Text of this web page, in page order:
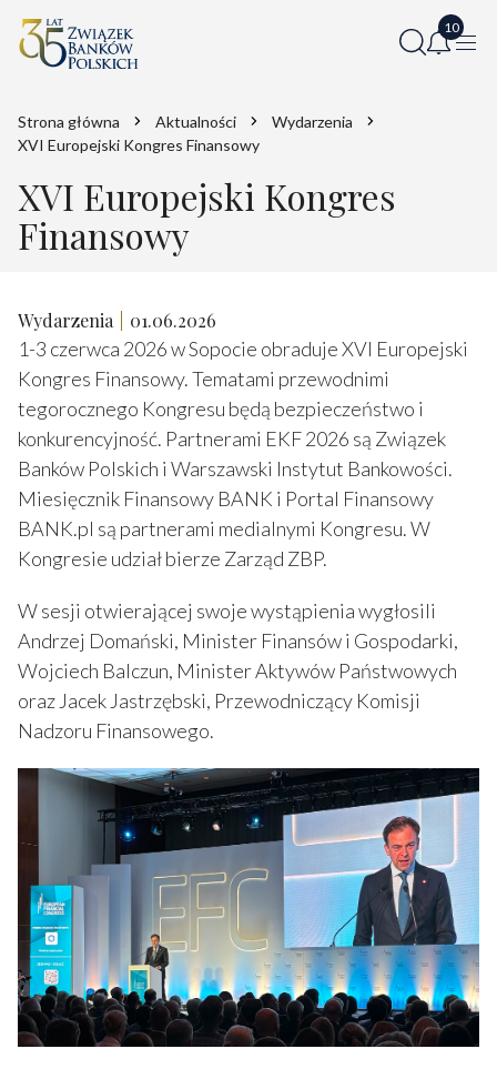
Strona główna Aktualności
Wydarzenia
XVI Europejski Kongres Finansowy
XVI Europejski Kongres
Finansowy
Wydarzenia 01.06.2026
1-3 czerwca 2026 w Sopocie obraduje XVI Europejski
Kongres Finansowy. Tematami przewodnimi
tegorocznego Kongresu będą bezpieczeństwo i
konkurencyjność. Partnerami EKF 2026 są Związek
Banków Polskich i Warszawski Instytut Bankowości.
Miesięcznik Finansowy BANK i Portal Finansowy
BANK.pl są partnerami medialnymi Kongresu. W
Kongresie udział bierze Zarząd ZBP.
W sesji otwierającej swoje wystąpienia wygłosili
Andrzej Domański, Minister Finansów i Gospodarki,
Wojciech Balczun, Minister Aktywów Państwowych
oraz Jacek Jastrzębski, Przewodniczący Komisji
Nadzoru Finansowego.